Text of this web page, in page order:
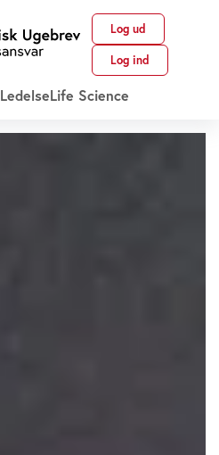
Log ud
Log ind
LedelseLife Science